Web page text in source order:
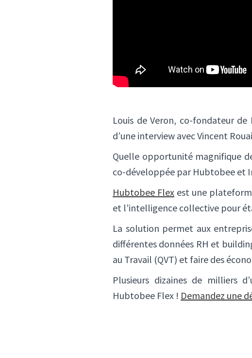
Louis de Veron, co-fondateur
d’une interview avec Vincent
Quelle opportunité magnifique
co-développée par Hubtobee et
Hubtobee Flexest une
et l’intelligence collective pour
La solution permet aux
différentes données RH et
au Travail (QVT) et faire des
Plusieurs dizaines de milliers
Hubtobee Flex ! Demandez une